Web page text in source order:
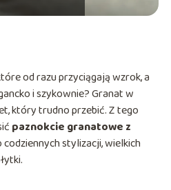
od razu przyciągają wzrok, a
i szykownie? Granat w
który trudno przebić. Z tego
paznokcie granatowe z
codziennych stylizacji, wielkich